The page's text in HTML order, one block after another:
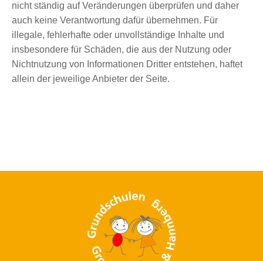
nicht ständig auf Veränderungen überprüfen und daher
auch keine Verantwortung dafür übernehmen. Für
illegale, fehlerhafte oder unvollständige Inhalte und
insbesondere für Schäden, die aus der Nutzung oder
Nichtnutzung von Informationen Dritter entstehen, haftet
allein der jeweilige Anbieter der Seite.